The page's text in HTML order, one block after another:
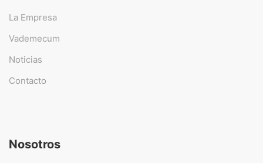
La Empresa
Vademecum
Noticias
Contacto
Nosotros